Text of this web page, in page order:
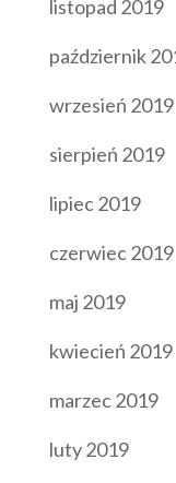
listopad 2019
październik
wrzesień 2019
sierpień 2019
lipiec 2019
czerwiec 2019
maj 2019
kwiecień 2019
marzec 2019
luty 2019